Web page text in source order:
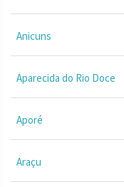
Anicuns
Aparecida do Rio Doce
Aporé
Araçu